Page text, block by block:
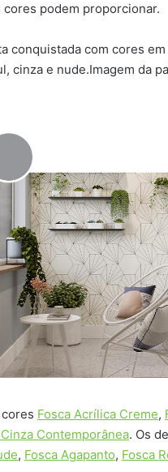
podem proporcionar.
conquistada com cores
cinza e nude.Imagem da
Fosca Acrílica Creme,
Contemporânea. Os
, Fosca Agapanto, Fosca